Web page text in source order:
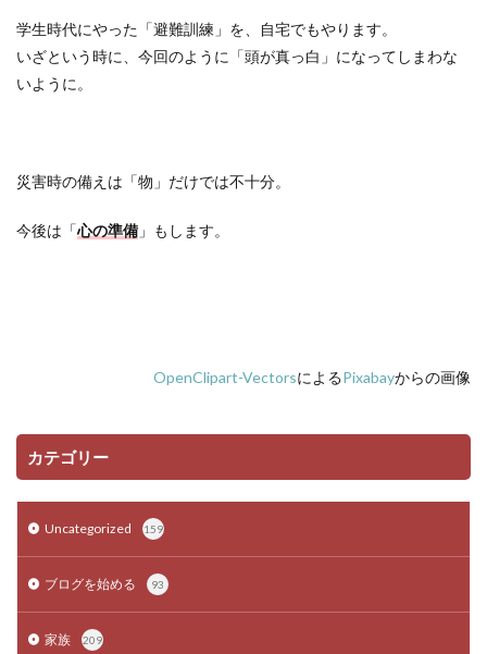
学生時代にやった「避難訓練」を、自宅でもやります。
いざという時に、今回のように「頭が真っ白」になってしまわな
いように。
災害時の備えは「物」だけでは不十分。
今後は「心の準備 」もします。
OpenClipart-VectorsによるPixabayからの画像
カテゴリー
Uncategorized 159
ブログを始める 93
家族 209